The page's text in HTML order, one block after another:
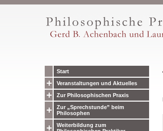
Start
Veranstaltungen und Aktuelles
Zur Philosophischen Praxis
Zur „Sprechstunde” beim
Philosophen
Weiterbildung zum